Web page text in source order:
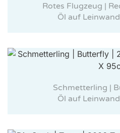
Rotes Flugzeug |
Öl auf
Schmetterling |
Öl auf